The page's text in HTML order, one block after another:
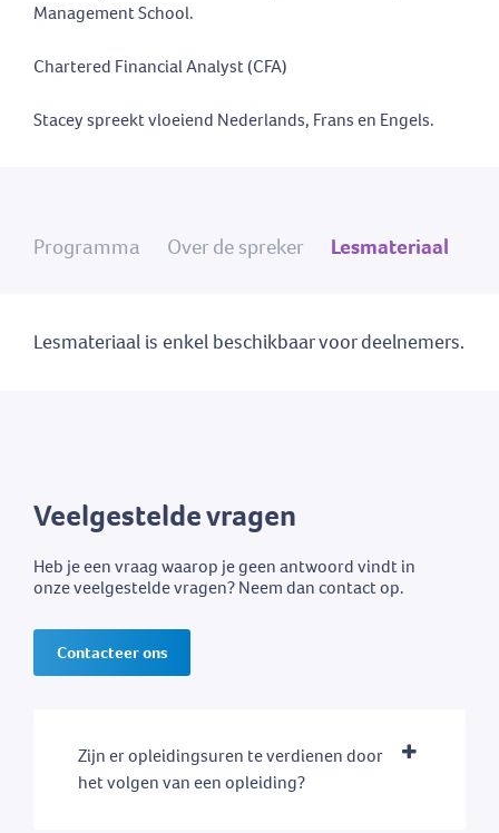
Management School.
Chartered Financial Analyst (CFA)
Stacey spreekt vloeiend Nederlands, Frans en Engels.
Programma Over de spreker Lesmateriaal
Lesmateriaal is enkel beschikbaar voor deelnemers.
Veelgestelde vragen
Heb je een vraag waarop je geen antwoord vindt in
onze veelgestelde vragen? Neem dan contact op.
Contacteer ons
Zijn er opleidingsuren te verdienen door
het volgen van een opleiding?